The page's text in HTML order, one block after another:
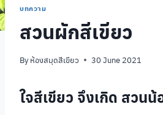
บทความ
สวนผักสีเขียว
By ห้องสมุดสีเขียว 30 June 2021
ใจสีเขียว จึงเกิด สวนน้